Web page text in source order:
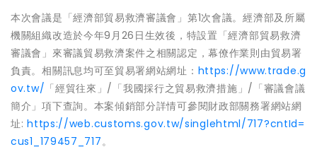
本次會議是「經濟部貿易救濟審議會」第1次會議。經濟部及所屬
機關組織改造於今年9月26日生效後，特設置「經濟部貿易救濟
審議會」來審議貿易救濟案件之相關認定，幕僚作業則由貿易署
負責。相關訊息均可至貿易署網站網址： https://www.trade.g
ov.tw/ 「經貿往來」/「我國採行之貿易救濟措施」/「審議會議
簡介」項下查詢。本案傾銷部分詳情可參閱財政部關務署網站網
址:https://web.customs.gov.tw/singlehtml/717?cntId=
cus1_179457_717。